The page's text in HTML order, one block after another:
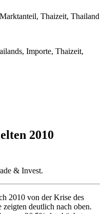
2010
& Invest.
2010 von der Krise des
deutlich nach oben.